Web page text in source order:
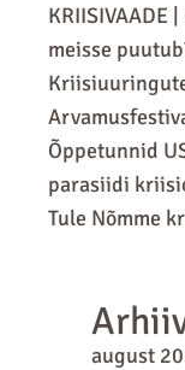
KRIISIVAADE
meisse
Õppetunnid
parasiidi
Tule Nõmme
august